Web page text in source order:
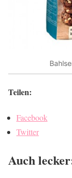
Teilen:
Facebook
Twitter
Auch